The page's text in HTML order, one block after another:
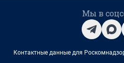
Мы в
Контактные данные для